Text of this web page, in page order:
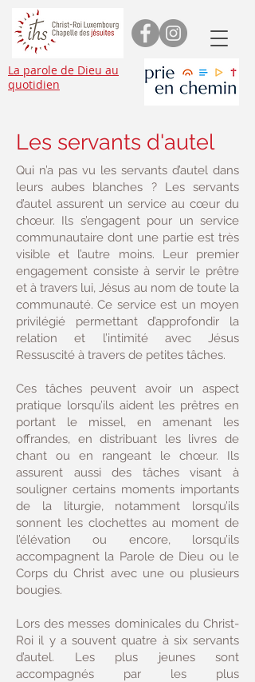
La parole de Dieu au
quotidien
Les servants d'autel
Qui n’a pas vu les servants d’autel dans
leurs aubes blanches ? Les servants
d’autel assurent un service au cœur du
chœur. Ils s’engagent pour un service
communautaire dont une partie est très
visible et l’autre moins. Leur premier
engagement consiste à servir le prêtre
et à travers lui, Jésus au nom de toute la
communauté. Ce service est un moyen
privilégié permettant d’approfondir la
relation et l’intimité avec Jésus
Ressuscité à travers de petites tâches.
Ces tâches peuvent avoir un aspect
pratique lorsqu’ils aident les prêtres en
portant le missel, en amenant les
offrandes, en distribuant les livres de
chant ou en rangeant le chœur. Ils
assurent aussi des tâches visant à
souligner certains moments importants
de la liturgie, notamment lorsqu’ils
sonnent les clochettes au moment de
l’élévation ou encore, lorsqu’ils
accompagnent la Parole de Dieu ou le
Corps du Christ avec une ou plusieurs
bougies.
Lors des messes dominicales du Christ-
Roi il y a souvent quatre à six servants
d’autel. Les plus jeunes sont
accompagnés par les plus